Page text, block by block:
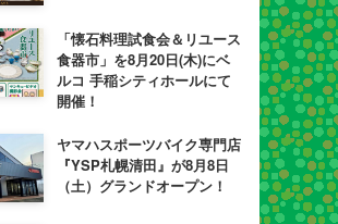
「懐石料理試食会＆リユース
食器市」を8月20日(木)にベ
ルコ 手稲シティホールにて
開催！
ヤマハスポーツバイク専門店
『YSP札幌清田』が8月8日
（土）グランドオープン！